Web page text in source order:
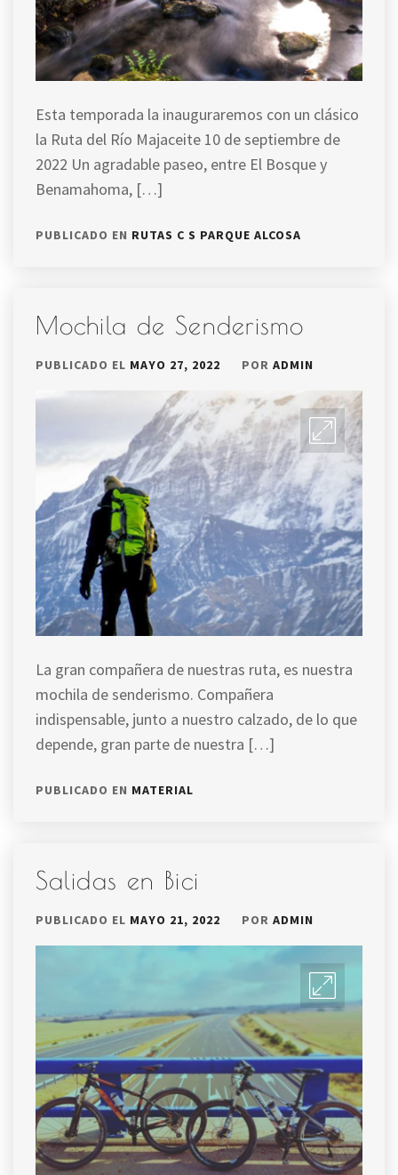
Esta temporada la inauguraremos con un clásico
la Ruta del Río Majaceite 10 de septiembre de
2022 Un agradable paseo, entre El Bosque y
Benamahoma, […]
PUBLICADO EN RUTAS C S PARQUE ALCOSA
Mochila de Senderismo
PUBLICADO EL MAYO 27, 2022 POR ADMIN
La gran compañera de nuestras ruta, es nuestra
mochila de senderismo. Compañera
indispensable, junto a nuestro calzado, de lo que
depende, gran parte de nuestra […]
PUBLICADO EN MATERIAL
Salidas en Bici
PUBLICADO EL MAYO 21, 2022 POR ADMIN